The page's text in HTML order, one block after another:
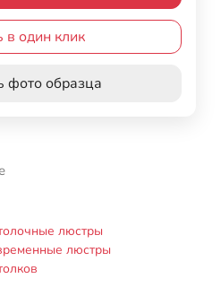
в один клик
фото образца
люстры
люстры